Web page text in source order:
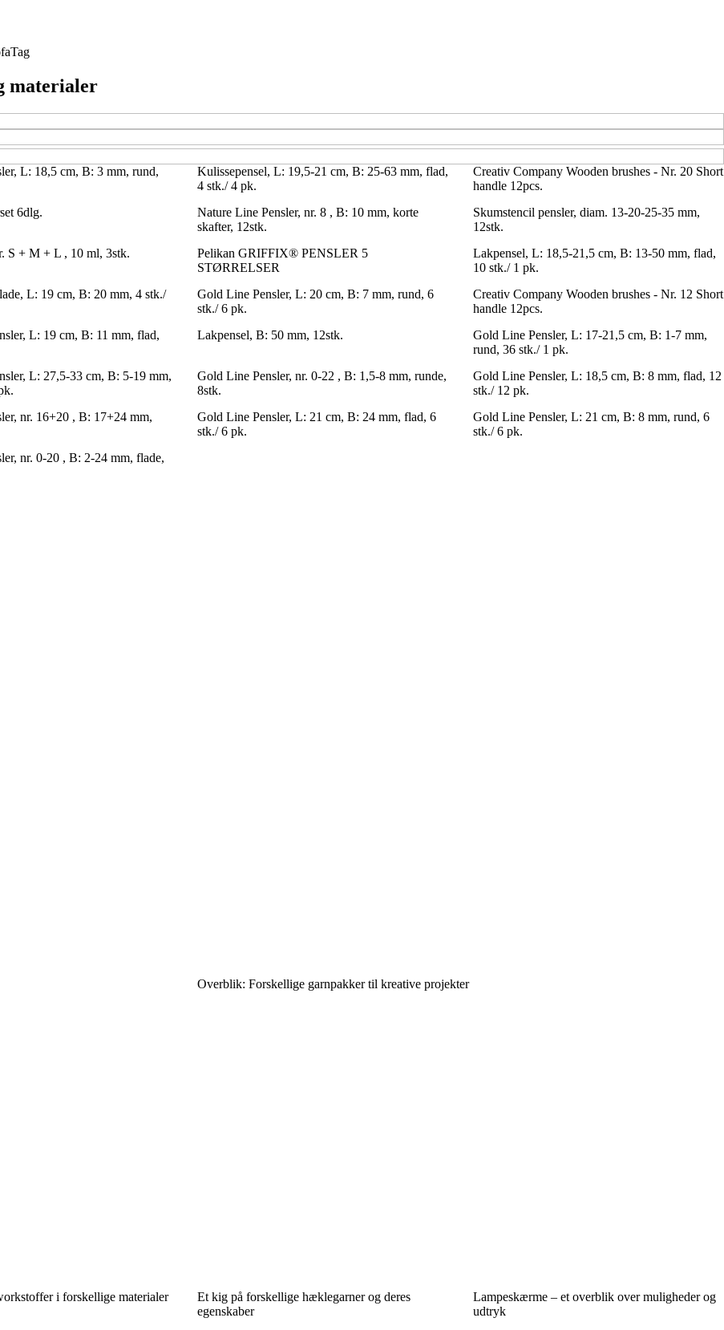
Tag
materialer
L: 18,5 cm, B: 3 mm, rund,
Kulissepensel, L: 19,5-21 cm, B: 25-63 mm, flad,
4 stk./ 4 pk.
Creativ Company Wooden brushes - Nr. 20 Short
handle 12pcs.
6dlg.
Nature Line Pensler, nr. 8 , B: 10 mm, korte
skafter, 12stk.
Skumstencil pensler, diam. 13-20-25-35 mm,
12stk.
S + M + L , 10 ml, 3stk.
Pelikan GRIFFIX® PENSLER 5
STØRRELSER
Lakpensel, L: 18,5-21,5 cm, B: 13-50 mm, flad,
10 stk./ 1 pk.
L: 19 cm, B: 20 mm, 4 stk./
Gold Line Pensler, L: 20 cm, B: 7 mm, rund, 6
stk./ 6 pk.
Creativ Company Wooden brushes - Nr. 12 Short
handle 12pcs.
L: 19 cm, B: 11 mm, flad,
Lakpensel, B: 50 mm, 12stk.
Gold Line Pensler, L: 17-21,5 cm, B: 1-7 mm,
rund, 36 stk./ 1 pk.
L: 27,5-33 cm, B: 5-19 mm,
Gold Line Pensler, nr. 0-22 , B: 1,5-8 mm, runde,
8stk.
Gold Line Pensler, L: 18,5 cm, B: 8 mm, flad, 12
stk./ 12 pk.
nr. 16+20 , B: 17+24 mm,
Gold Line Pensler, L: 21 cm, B: 24 mm, flad, 6
stk./ 6 pk.
Gold Line Pensler, L: 21 cm, B: 8 mm, rund, 6
stk./ 6 pk.
nr. 0-20 , B: 2-24 mm, flade,
Overblik: Forskellige garnpakker til kreative projekter
i forskellige materialer
Et kig på forskellige hæklegarner og deres
egenskaber
Lampeskærme – et overblik over muligheder og
udtryk